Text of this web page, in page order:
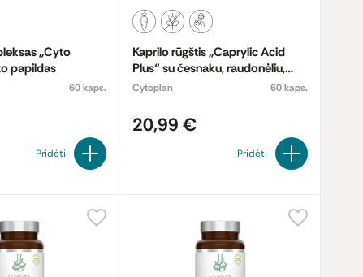
„Cyto
papildas
60 kaps.
Pridėti
Kaprilo rūgštis „Caprylic Acid
Plus“ su česnaku, raudonėliu,
greipfrutų sėklomis ir žaliąja
Cytoplan 60 kaps.
20,99 €
Pridėti